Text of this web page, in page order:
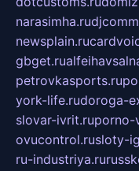
narasimha.ru
newsplain.ru
gbget.ru
petrovkasports.ru
york-life.rudoroga-
slovar-ivrit.ruporno-
ovucontrol.rusloty-
ru-industriya.ru